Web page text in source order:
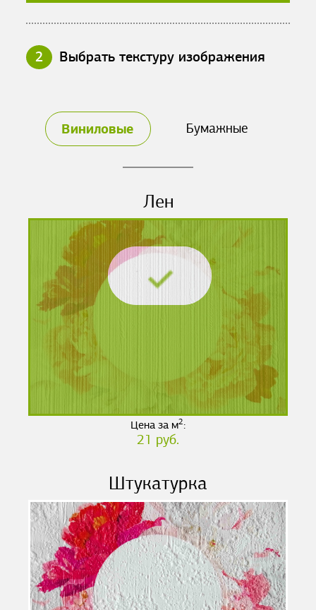
2 Выбрать текстуру изображения
Виниловые Бумажные
Лен
Цена за м2:
21 руб.
Штукатурка